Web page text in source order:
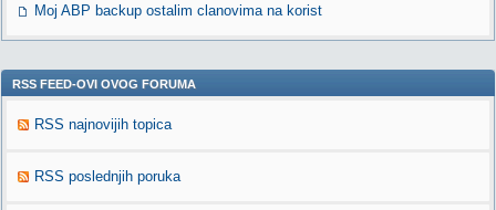
Moj ABP backup ostalim clanovima na korist
RSS FEED-OVI OVOG FORUMA
RSS najnovijih topica
RSS poslednjih poruka